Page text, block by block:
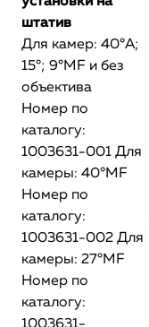
штатив
Для камер: 40°А;
15°; 9°MF и без
объектива
Номер по
каталогу:
1003631-001 Для
камеры: 40°MF
Номер по
каталогу:
1003631-002 Для
камеры: 27°MF
Номер по
каталогу: